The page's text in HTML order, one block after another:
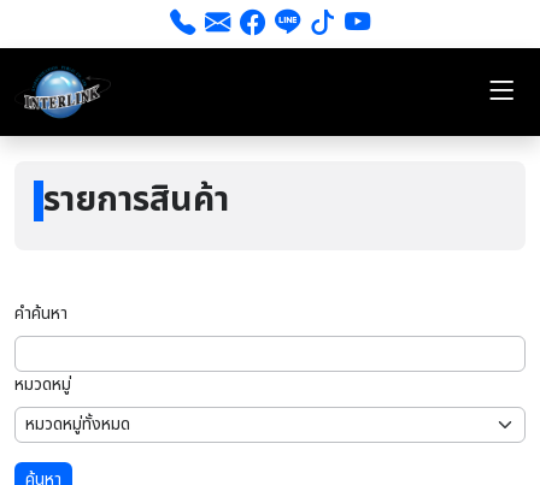
รายการสินค้า
คำค้นหา
หมวดหมู่
ค้นหา